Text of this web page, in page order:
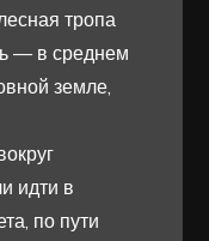
тропа
— в среднем
земле,
идти в
по пути